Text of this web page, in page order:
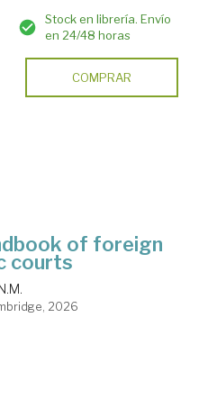
Stock en librería. Envío
en 24/48 horas
COMPRAR
of foreign
courts
2026